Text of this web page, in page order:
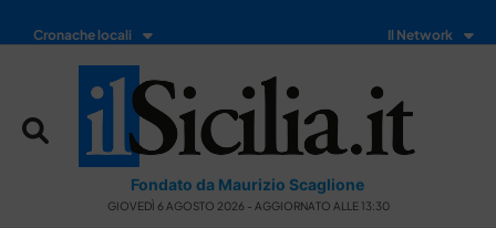
Cronache locali Il Network
Fondato da Maurizio Scaglione
GIOVEDÌ 6 AGOSTO 2026 - AGGIORNATO ALLE 13:30